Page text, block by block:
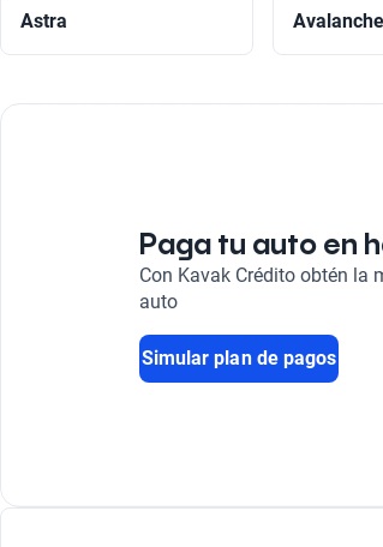
Astra Avalanche
Paga tu auto en
Con Kavak Crédito obtén la
auto
Simular plan de pagos